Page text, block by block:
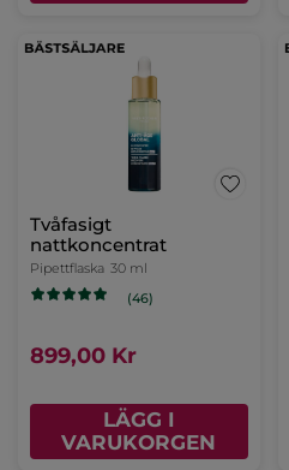
Tvåfasigt
nattkoncentrat
Pipettflaska 30 ml
(46)
899,00 Kr
LÄGG I
VARUKORGEN